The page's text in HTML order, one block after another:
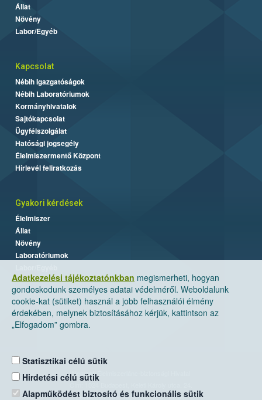
Adatkezelési tájékoztatónkban megismerheti, hogyan
gondoskodunk személyes adatai védelméről. Weboldalunk
cookie-kat (sütiket) használ a jobb felhasználói élmény
érdekében, melynek biztosításához kérjük, kattintson az
„Elfogadom” gombra.
Statisztikai célú sütik
Hirdetési célú sütik
Alapműködést biztosító és funkcionális sütik
Állat
Növény
Labor/Egyéb
Kapcsolat
Nébih Igazgatóságok
Nébih Laboratóriumok
Kormányhivatalok
Sajtókapcsolat
Ügyfélszolgálat
Hatósági jogsegély
Élelmiszermentő Központ
Hírlevél feliratkozás
Gyakori kérdések
Élelmiszer
Állat
Növény
Laboratóriumok
Nemzeti Élelmiszerlánc-biztonsági Hivatal
Levelezési cím: 1525 Budapest. Pf. 30.